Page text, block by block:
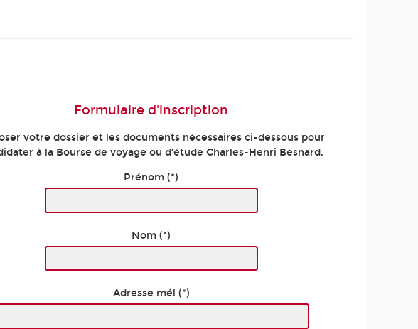
Formulaire d'inscription
votre dossier et les documents nécessaires ci-dessous pour
à la Bourse de voyage ou d’étude Charles-Henri Besnard.
Prénom (*)
Nom (*)
Adresse mél (*)